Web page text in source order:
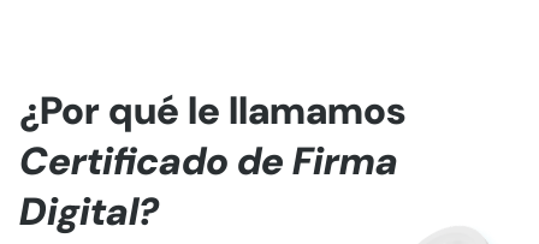
¿Por qué le llamamos
Certificado de Firma
Digital?